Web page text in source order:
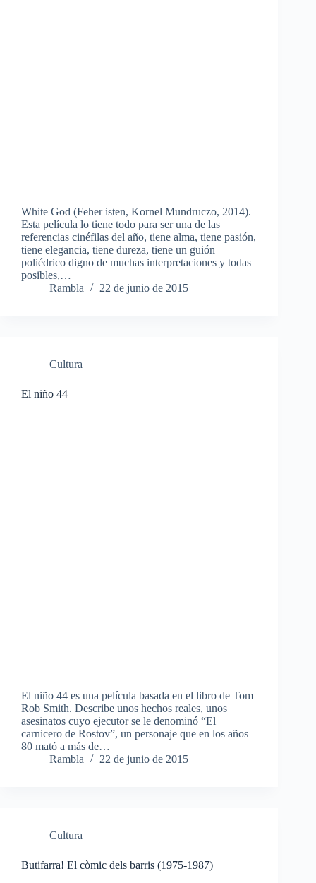
White God (Feher isten, Kornel Mundruczo, 2014).
Esta película lo tiene todo para ser una de las
referencias cinéfilas del año, tiene alma, tiene pasión,
tiene elegancia, tiene dureza, tiene un guión
poliédrico digno de muchas interpretaciones y todas
posibles,…
Rambla
22 de junio de 2015
Cultura
El niño 44
El niño 44 es una película basada en el libro de Tom
Rob Smith. Describe unos hechos reales, unos
asesinatos cuyo ejecutor se le denominó “El
carnicero de Rostov”, un personaje que en los años
80 mató a más de…
Rambla
22 de junio de 2015
Cultura
Butifarra! El còmic dels barris (1975-1987)